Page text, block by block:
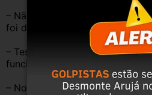
– Não temos informação sobre
foi desmontado. No entanto,
– Testamos as peças antes de
funcionam perfeitamente.
– Nossas peças são USADAS